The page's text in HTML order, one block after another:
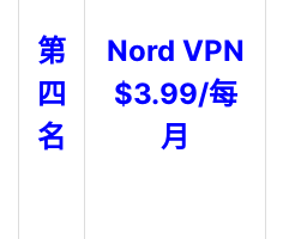
第
四
名
Nord VPN
$3.99/每
月